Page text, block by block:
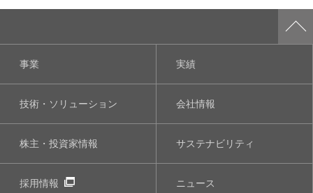
事業 実績
技術・ソリューション 会社情報
株主・投資家情報 サステナビリティ
採用情報 ニュース